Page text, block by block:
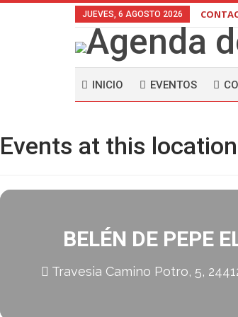
JUEVES, 6 AGOSTO 2026
INICIO EVENTOS
Events at this location
BELÉN DE PEPE
Travesia Camino Potro, 5,